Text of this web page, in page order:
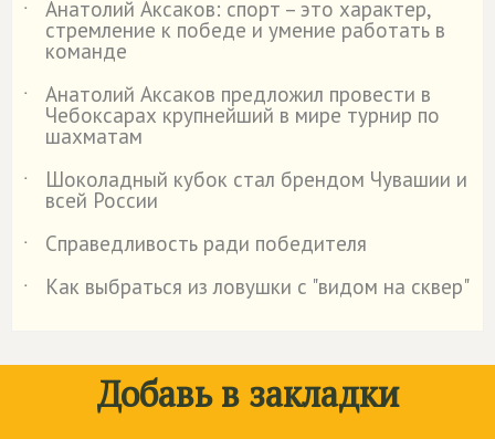
˙ Анатолий Аксаков: спорт – это характер,
стремление к победе и умение работать в
команде
˙
Анатолий Аксаков предложил провести в
Чебоксарах крупнейший в мире турнир по
шахматам
˙
Шоколадный кубок стал брендом Чувашии и
всей России
˙
Справедливость ради победителя
˙
Как выбраться из ловушки с "видом на сквер"
Добавь в закладки